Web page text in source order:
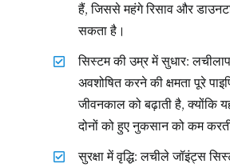
हैं, जिससे महंगे रिसाव और
सकता है।
सिस्टम की उम्र में सुधार:
अवशोषित करने की क्षमता पूरे
जीवनकाल को बढ़ाती है, क्योंकि
दोनों को हुए नुकसान को कम
सुरक्षा में वृद्धि: लचीले जॉइंट्स